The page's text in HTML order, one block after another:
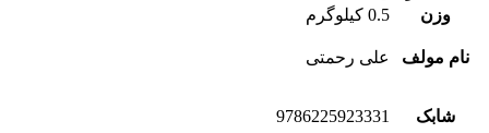
وزن
0.5 کیلوگرم
نام مولف علی رحمتی
شابک 9786225923331